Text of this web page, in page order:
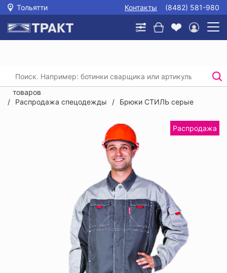
Тольятти Контакты (8482) 581-980
Главная /
/
Распродажа спецодежды, спецобуви, СИЗ и прочих
товаров
/
Распродажа спецодежды / Брюки СТИЛЬ серые
Распродажа